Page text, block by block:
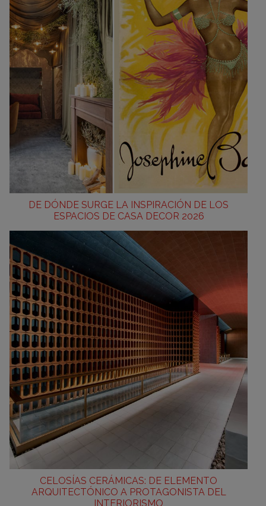
DE DÓNDE SURGE LA INSPIRACIÓN DE LOS
ESPACIOS DE CASA DECOR 2026
CELOSÍAS CERÁMICAS: DE ELEMENTO
ARQUITECTÓNICO A PROTAGONISTA DEL
INTERIORISMO